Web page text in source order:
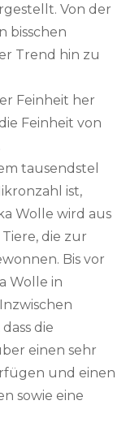
Von der
bisschen
Trend hin zu
Feinheit her
Feinheit von
tausendstel
ist,
Wolle wird aus
die zur
Bis vor
Wolle in
die
einen sehr
und einen
sowie eine